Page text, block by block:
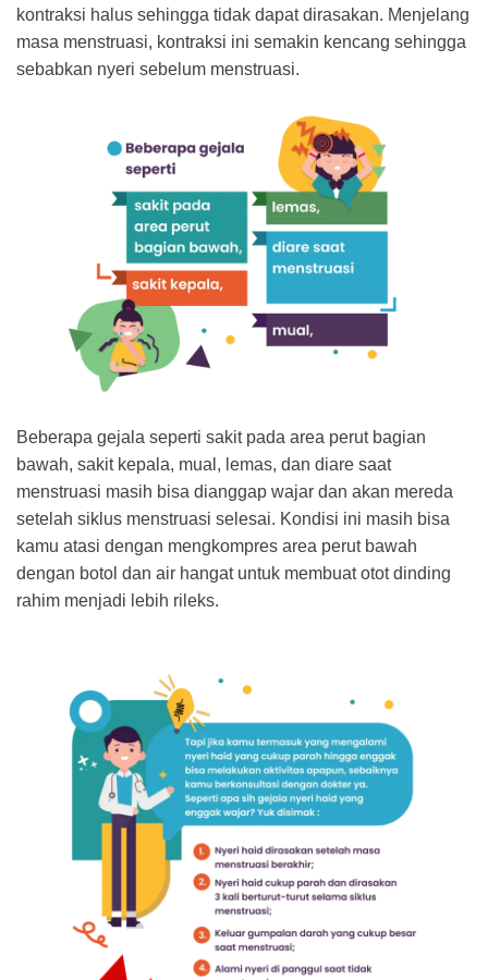
kontraksi halus sehingga tidak dapat dirasakan. Menjelang
masa menstruasi, kontraksi ini semakin kencang sehingga
sebabkan nyeri sebelum menstruasi.
Beberapa gejala seperti sakit pada area perut bagian
bawah, sakit kepala, mual, lemas, dan diare saat
menstruasi masih bisa dianggap wajar dan akan mereda
setelah siklus menstruasi selesai. Kondisi ini masih bisa
kamu atasi dengan mengkompres area perut bawah
dengan botol dan air hangat untuk membuat otot dinding
rahim menjadi lebih rileks.